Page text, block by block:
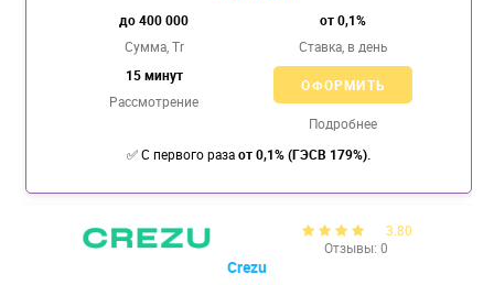
до 400 000
Сумма, Tr
от 0,1%
Ставка, в день
15 минут
Рассмотрение
ОФОРМИТЬ
Подробнее
✅С первого разаот 0,1% (ГЭСВ 179%).
3.80
Отзывы: 0
Crezu